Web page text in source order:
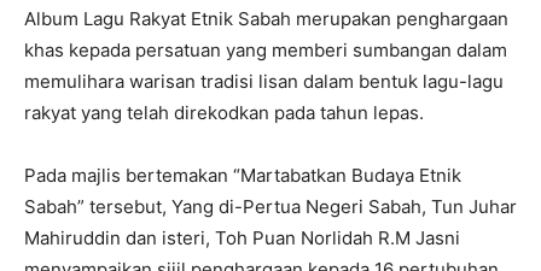
Album Lagu Rakyat Etnik Sabah merupakan penghargaan
khas kepada persatuan yang memberi sumbangan dalam
memulihara warisan tradisi lisan dalam bentuk lagu-lagu
rakyat yang telah direkodkan pada tahun lepas.
Pada majlis bertemakan “Martabatkan Budaya Etnik
Sabah” tersebut, Yang di-Pertua Negeri Sabah, Tun Juhar
Mahiruddin dan isteri, Toh Puan Norlidah R.M Jasni